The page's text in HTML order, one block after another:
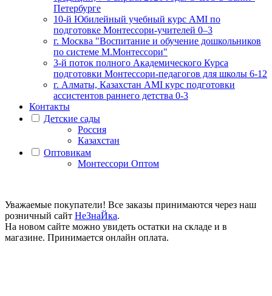
Петербурге
10-й Юбилейный учебный курс AMI по
подготовке Монтессори-учителей 0–3
г. Москва "Воспитание и обучение дошкольников
по системе М.Монтессори"
3-й поток полного Академического Курса
подготовки Монтессори-педагогов для школы 6-12
г. Алматы, Казахстан AMI курс подготовки
ассистентов раннего детства 0-3
Контакты
Детские сады
Россия
Казахстан
Оптовикам
Монтессори Оптом
Уважаемые покупатели! Все заказы принимаются через наш
розничный сайт НеЗнаЙка.
На новом сайте можно увидеть остатки на складе и в
магазине. Принимается онлайн оплата.